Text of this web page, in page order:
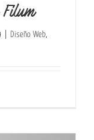
Diseño Web